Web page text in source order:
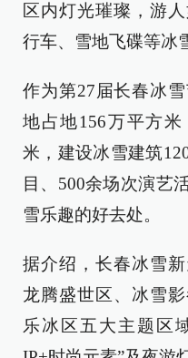
区内灯光璀璨，游
行车、雪地飞碟等冰
作为第27届长春冰
地占地156万平方
米，建设冰雪建筑
目、500余场次演艺
雪乐趣的好去处。
据介绍，长春冰雪新
龙腾盛世区、冰雪
乐冰区五大主题区